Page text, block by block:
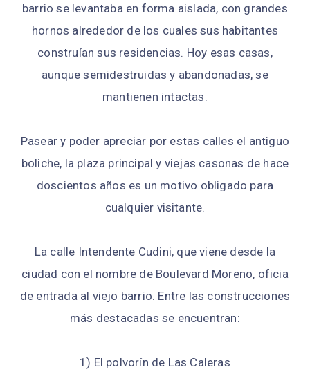
barrio se levantaba en forma aislada, con grandes
hornos alrededor de los cuales sus habitantes
construían sus residencias. Hoy esas casas,
aunque semidestruidas y abandonadas, se
mantienen intactas.
Pasear y poder apreciar por estas calles el antiguo
boliche, la plaza principal y viejas casonas de hace
doscientos años es un motivo obligado para
cualquier visitante.
La calle Intendente Cudini, que viene desde la
ciudad con el nombre de Boulevard Moreno, oficia
de entrada al viejo barrio. Entre las construcciones
más destacadas se encuentran:
1) El polvorín de Las Caleras